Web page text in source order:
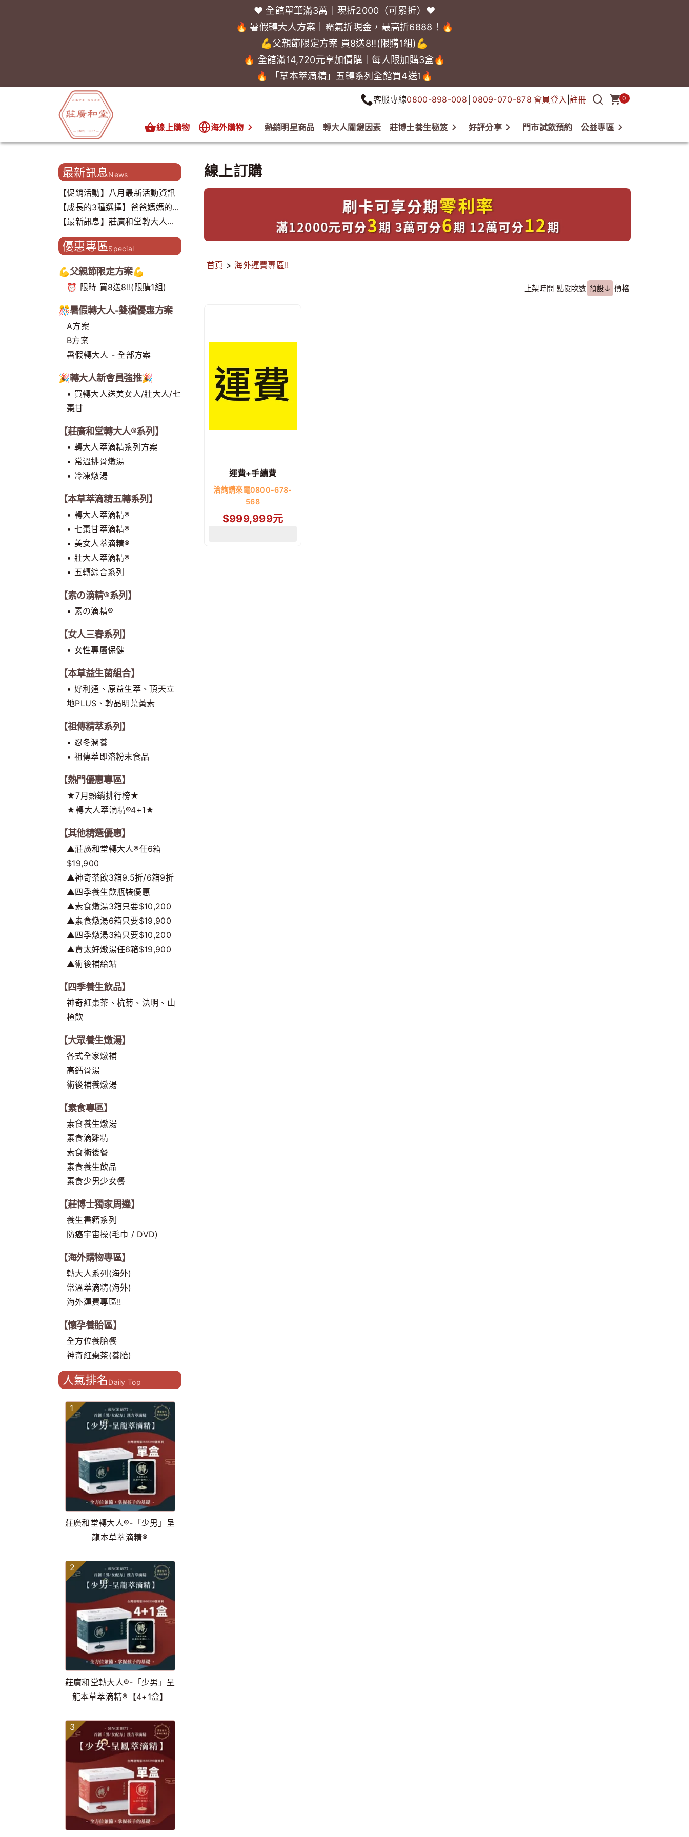
❤️ 全館單筆滿3萬｜現折2000（可累折）❤️
🔥 暑假轉大人方案｜霸氣折現金，最高折6888！🔥
💪父親節限定方案 買8送8!!(限購1組)💪
🔥 全館滿14,720元享加價購｜每人限加購3盒🔥
🔥 「草本萃滴精」五轉系列全館買4送1🔥
客服專線0800-898-008 0809-070-878 會員登入 |註冊 0
線上購物 海外購物 熱銷明星商品 轉大人關鍵因素 莊博士養生秘笈 好評分享 門市試飲預約 公益專區
最新訊息News
【促銷活動】八月最新活動資訊
【成長的3種選擇】爸爸媽媽的心
聲，我們都聽到了..
【最新訊息】莊廣和堂轉大人打
造主題門市 開創補養新型態
優惠專區Special
💪父親節限定方案💪
⏰ 限時 買8送8!!(限購1組)
🎊暑假轉大人-雙檔優惠方案
A方案
B方案
暑假轉大人 - 全部方案
🎉轉大人新會員強推🎉
• 買轉大人送美女人/壯大人/七
棗甘
【莊廣和堂轉大人®系列】
• 轉大人萃滴精系列方案
• 常溫排骨燉湯
• 冷凍燉湯
【本草萃滴精五轉系列】
• 轉大人萃滴精®
• 七棗甘萃滴精®
• 美女人萃滴精®
• 壯大人萃滴精®
• 五轉綜合系列
【素の滴精®系列】
• 素の滴精®
【女人三春系列】
• 女性專屬保健
【本草益生菌組合】
• 好利通、原益生萃、頂天立
地PLUS、轉晶明葉黃素
【祖傳精萃系列】
• 忍冬潤養
• 祖傳萃即溶粉末食品
【熱門優惠專區】
★7月熱銷排行榜★
★轉大人萃滴精®4+1★
【其他精選優惠】
▲莊廣和堂轉大人®任6箱
$19,900
▲神奇茶飲3箱9.5折/6箱9折
▲四季養生飲瓶裝優惠
▲素食燉湯3箱只要$10,200
▲素食燉湯6箱只要$19,900
▲四季燉湯3箱只要$10,200
▲賣太好燉湯任6箱$19,900
▲術後補給站
【四季養生飲品】
神奇紅棗茶、杭菊、決明、山
楂飲
【大眾養生燉湯】
各式全家燉補
高鈣骨湯
術後補養燉湯
【素食專區】
素食養生燉湯
素食滴雞精
素食術後餐
素食養生飲品
素食少男少女餐
【莊博士獨家周邊】
養生書籍系列
防癌宇宙操(毛巾 / DVD)
【海外購物專區】
轉大人系列(海外)
常溫萃滴精(海外)
海外運費專區!!
【懷孕養胎區】
全方位養胎餐
神奇紅棗茶(養胎)
人氣排名Daily Top
1
莊廣和堂轉大人®-「少男」呈
龍本草萃滴精®
2
莊廣和堂轉大人®-「少男」呈
龍本草萃滴精®【4+1盒】
3
線上訂購
首頁 > 海外運費專區!!
上架時間 點閱次數 預設↓ 價格
運費+手續費
洽詢請來電0800-678-
568
$999,999元